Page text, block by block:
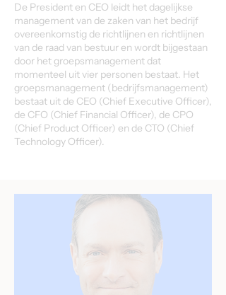
De President en CEO leidt het dagelijkse
management van de zaken van het bedrijf
overeenkomstig de richtlijnen en richtlijnen
van de raad van bestuur en wordt bijgestaan
door het groepsmanagement dat
momenteel uit vier personen bestaat. Het
groepsmanagement (bedrijfsmanagement)
bestaat uit de CEO (Chief Executive Officer),
de CFO (Chief Financial Officer), de CPO
(Chief Product Officer) en de CTO (Chief
Technology Officer).